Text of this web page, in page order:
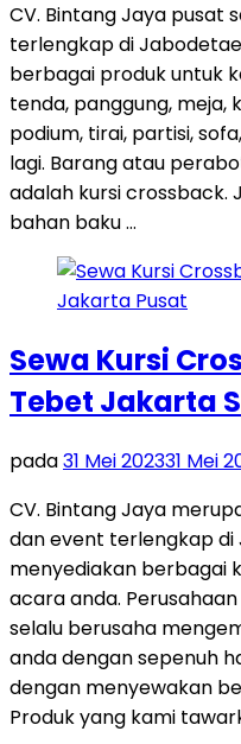
CV. Bintang Jaya pusat
terlengkap di
berbagai produk untuk
tenda, panggung, meja,
podium, tirai, partisi,
lagi. Barang atau
adalah kursi crossback.
bahan baku …
Sewa Kursi
Tebet Jakarta
pada31 Mei 202331 Mei
CV. Bintang Jaya
dan event terlengkap di
menyediakan berbagai
acara anda.
selalu berusaha
anda dengan sepenuh
dengan menyewakan
Produk yang kami